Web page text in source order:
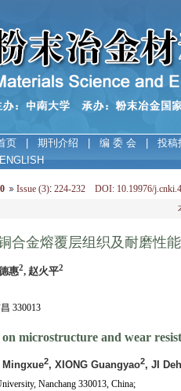
页 期刊介绍 编 委 会
投稿
ENGLISH
Issue (3):224-232 DOI: 10.19976/
合金熔覆层组织及耐磨性
惠2, 赵火平2
330013
on microstructure and wear
Mingxue2, XIONG Guangyao2, JI
Nanchang 330013, China;